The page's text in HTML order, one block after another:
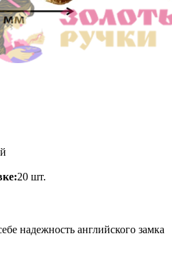
20 шт.
надежность английского замка